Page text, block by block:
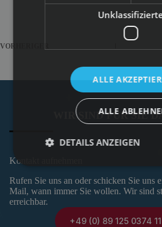
VORHERIGER
WIR SIND FÜR SIE
Kontakt aufnehmen
Rufen Sie uns an oder schicken Sie uns
Mail, wann immer Sie wollen. Wir sind
erreichbar.
+49 (0) 89 125 0374 11
ALLE
ALLE
DETAILS ANZEIGEN